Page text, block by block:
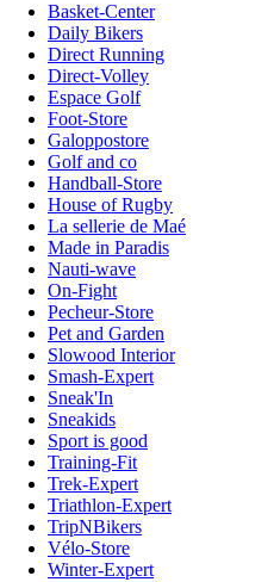
Basket-Center
Daily Bikers
Direct Running
Direct-Volley
Espace Golf
Foot-Store
Galoppostore
Golf and co
Handball-Store
House of Rugby
La sellerie de Maé
Made in Paradis
Nauti-wave
On-Fight
Pecheur-Store
Pet and Garden
Slowood Interior
Smash-Expert
Sneak'In
Sneakids
Sport is good
Training-Fit
Trek-Expert
Triathlon-Expert
TripNBikers
Vélo-Store
Winter-Expert